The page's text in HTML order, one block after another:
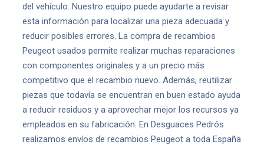
del vehículo. Nuestro equipo puede ayudarte a revisar
esta información para localizar una pieza adecuada y
reducir posibles errores. La compra de recambios
Peugeot usados permite realizar muchas reparaciones
con componentes originales y a un precio más
competitivo que el recambio nuevo. Además, reutilizar
piezas que todavía se encuentran en buen estado ayuda
a reducir residuos y a aprovechar mejor los recursos ya
empleados en su fabricación. En Desguaces Pedrós
realizamos envíos de recambios Peugeot a toda España